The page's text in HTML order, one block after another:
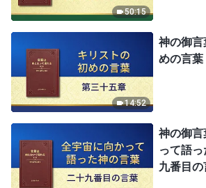
50:15
14:52
神の御
めの言葉
神の御
って語
九番目の